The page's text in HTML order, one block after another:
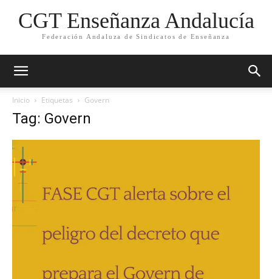
CGT Enseñanza Andalucía
Federación Andaluza de Sindicatos de Enseñanza
Inicio Etiquetas Govern
Tag: Govern